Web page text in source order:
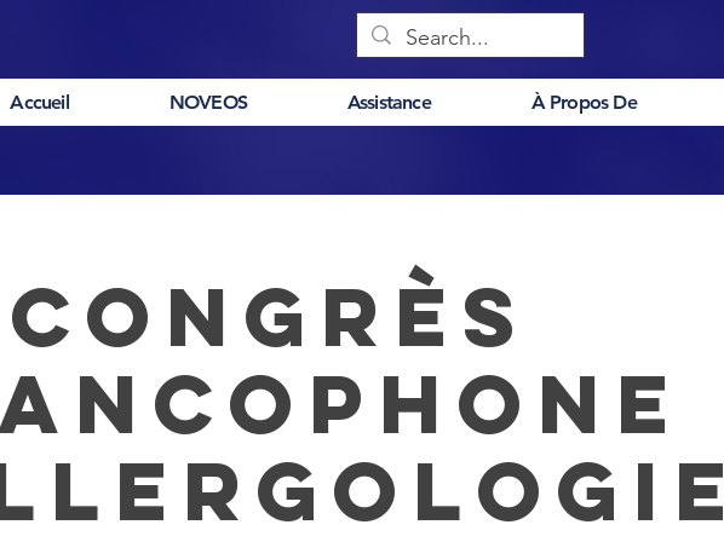
Accueil NOVEOS Assistance À Propos De
Congrès